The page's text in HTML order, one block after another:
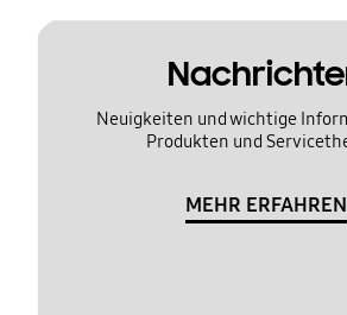
Neuigkeiten und wichtige
Produkten und
MEHR ERFAHREN